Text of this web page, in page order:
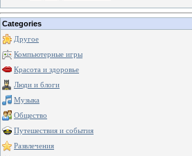
Categories
Другое
Компьютерные игры
Красота и здоровье
Люди и блоги
Музыка
Общество
Путешествия и события
Развлечения